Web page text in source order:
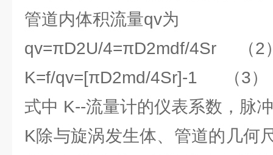
管道内体积流量qv为
qv=πD2U/4=πD2mdf/4Sr （2
K=f/qv=[πD2md/4Sr]-1 （3）
式中 K--流量计的仪表系数，脉
K除与旋涡发生体、管道的几何